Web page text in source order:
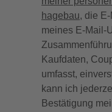
hagebau, die
meines E-Mail-
Kaufdaten,
umfasst,
kann ich
Bestätigung